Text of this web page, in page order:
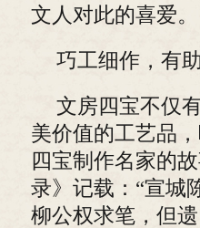
文人对此的喜爱。
巧工细作，有
文房四宝不仅
美价值的工艺品
四宝制作名家的
录》记载：“宣城
柳公权求笔，但